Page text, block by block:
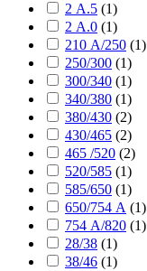
2 А.5 (1)
2 А.0 (1)
210 А/250 (1)
250/300 (1)
300/340 (1)
340/380 (1)
380/430 (2)
430/465 (2)
465 /520 (2)
520/585 (1)
585/650 (1)
650/754 А (1)
754 А/820 (1)
28/38 (1)
38/46 (1)